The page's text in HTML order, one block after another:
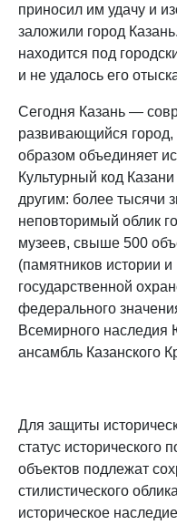
приносил им удачу и
заложили город
находится под
и не удалось его
Сегодня Казань —
развивающийся
образом объединяет
Культурный код
другим: более тысячи
неповторимый облик
музеев, свыше 500
(памятников истории и
государственной
федерального
Всемирного
ансамбль Казанского
Для защиты
статус исторического
объектов подлежат
стилистического
историческое